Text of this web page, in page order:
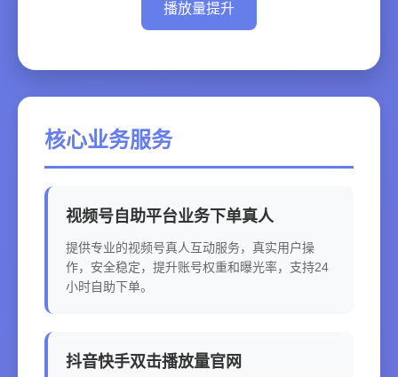
播放量提升
核心业务服务
视频号自助平台业务下单真人
提供专业的视频号真人互动服务，真实用户操
作，安全稳定，提升账号权重和曝光率，支持24
小时自助下单。
抖音快手双击播放量官网